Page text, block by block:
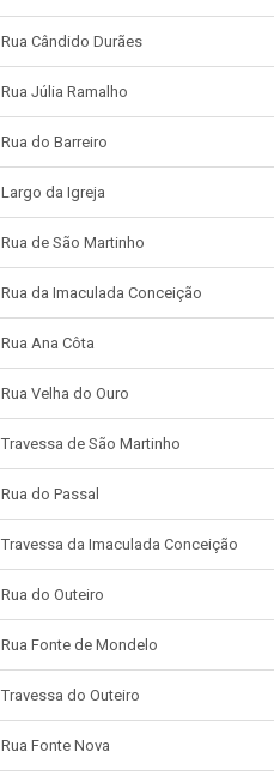
Rua Cândido Durães
Rua Júlia Ramalho
Rua do Barreiro
Largo da Igreja
Rua de São Martinho
Rua da Imaculada Conceição
Rua Ana Côta
Rua Velha do Ouro
Travessa de São Martinho
Rua do Passal
Travessa da Imaculada Conceição
Rua do Outeiro
Rua Fonte de Mondelo
Travessa do Outeiro
Rua Fonte Nova